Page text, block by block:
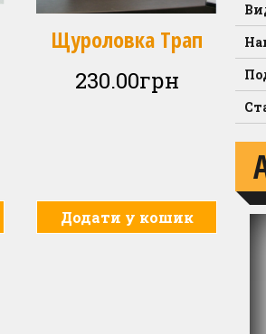
Щуроловка Трап
230.00грн
Додати у кошик